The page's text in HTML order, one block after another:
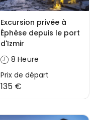
Excursion privée à
Éphèse depuis le port
d'Izmir
8 Heure
Prix ​​de départ
135 €